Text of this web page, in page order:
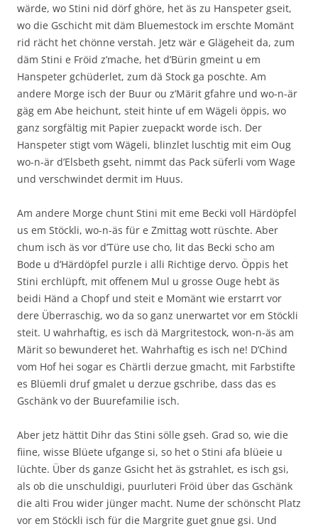
wärde, wo Stini nid dörf ghöre, het äs zu Hanspeter gseit,
wo die Gschicht mit däm Bluemestock im erschte Momänt
rid rächt het chönne verstah. Jetz wär e Glägeheit da, zum
däm Stini e Fröid z’mache, het d’Bürin gmeint u em
Hanspeter gchüderlet, zum dä Stock ga poschte. Am
andere Morge isch der Buur ou z’Märit gfahre und wo-n-är
gäg em Abe heichunt, steit hinte uf em Wägeli öppis, wo
ganz sorgfältig mit Papier zuepackt worde isch. Der
Hanspeter stigt vom Wägeli, blinzlet luschtig mit eim Oug
wo-n-är d’Elsbeth gseht, nimmt das Pack süferli vom Wage
und verschwindet dermit im Huus.
Am andere Morge chunt Stini mit eme Becki voll Härdöpfel
us em Stöckli, wo-n-äs für e Zmittag wott rüschte. Aber
chum isch äs vor d’Türe use cho, lit das Becki scho am
Bode u d’Härdöpfel purzle i alli Richtige dervo. Öppis het
Stini erchlüpft, mit offenem Mul u grosse Ouge hebt äs
beidi Händ a Chopf und steit e Momänt wie erstarrt vor
dere Überraschig, wo da so ganz unerwartet vor em Stöckli
steit. U wahrhaftig, es isch dä Margritestock, won-n-äs am
Märit so bewunderet het. Wahrhaftig es isch ne! D’Chind
vom Hof hei sogar es Chärtli derzue gmacht, mit Farbstifte
es Blüemli druf gmalet u derzue gschribe, dass das es
Gschänk vo der Buurefamilie isch.
Aber jetz hättit Dihr das Stini sölle gseh. Grad so, wie die
fiine, wisse Blüete ufgange si, so het o Stini afa blüeie u
lüchte. Über ds ganze Gsicht het äs gstrahlet, es isch gsi,
als ob die unschuldigi, puurluteri Fröid über das Gschänk
die alti Frou wider jünger macht. Nume der schönscht Platz
vor em Stöckli isch für die Margrite guet gnue gsi. Und